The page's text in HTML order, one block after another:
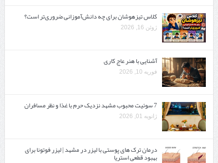
کلاس تیزهوشان برای چه دانش‌آموزانی ضروری‌تر است؟
ژوئن 16, 2026
آشنایی با هنر عاج کاری
فوریه 10, 2026
7 سوئیت محبوب مشهد نزدیک حرم با غذا و نظر مسافران
ژانویه 01, 2026
درمان ترک های پوستی با لیزر در مشهد | لیزر فوتونا برای
بهبود قطعی استریا